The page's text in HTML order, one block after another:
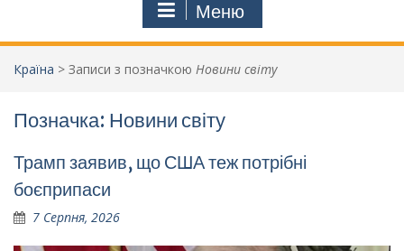
Меню
Країна > Записи з позначкою Новини світу
Позначка: Новини світу
Трамп заявив, що США теж потрібні
боєприпаси
7 Серпня, 2026